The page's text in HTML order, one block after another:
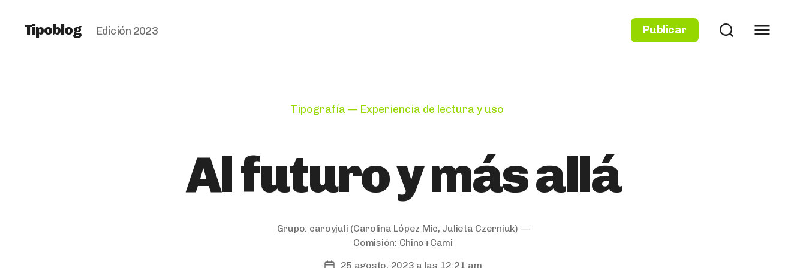
Tipoblog Edición 2023 Publicar
Categories
Tipografía — Experiencia de lectura y uso
Al futuro y más allá
Grupo: caroyjuli (Carolina López Mic, Julieta Czerniuk) —
Comisión: Chino+Cami
25 agosto, 2023 a las 12:21 am